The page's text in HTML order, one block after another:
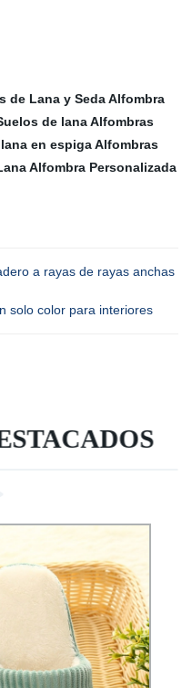
de Lana y Seda Alfombra
de lana Alfombras
en espiga Alfombras
Alfombra Personalizada
a rayas de rayas anchas
solo color para interiores